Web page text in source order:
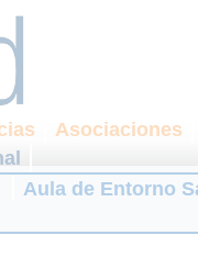
Asociaciones
Aula de Entorno